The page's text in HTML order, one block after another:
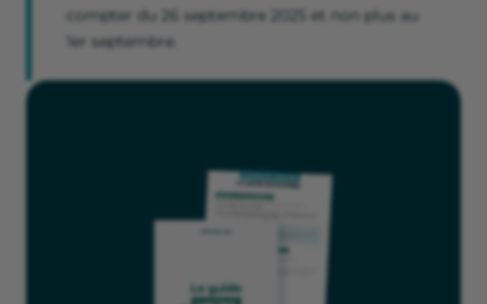
compter du 26 septembre 2025 et non plus au
1er septembre.